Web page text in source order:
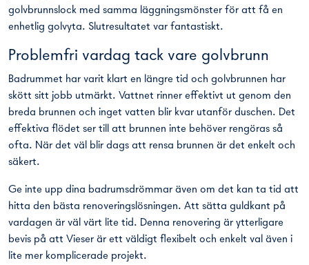
golvbrunnslock med samma läggningsmönster för att få en
enhetlig golvyta. Slutresultatet var fantastiskt.
Problemfri vardag tack vare golvbrunn
Badrummet har varit klart en längre tid och golvbrunnen har
skött sitt jobb utmärkt. Vattnet rinner effektivt ut genom den
breda brunnen och inget vatten blir kvar utanför duschen. Det
effektiva flödet ser till att brunnen inte behöver rengöras så
ofta. När det väl blir dags att rensa brunnen är det enkelt och
säkert.
Ge inte upp dina badrumsdrömmar även om det kan ta tid att
hitta den bästa renoveringslösningen. Att sätta guldkant på
vardagen är väl värt lite tid. Denna renovering är ytterligare
bevis på att Vieser är ett väldigt flexibelt och enkelt val även i
lite mer komplicerade projekt.